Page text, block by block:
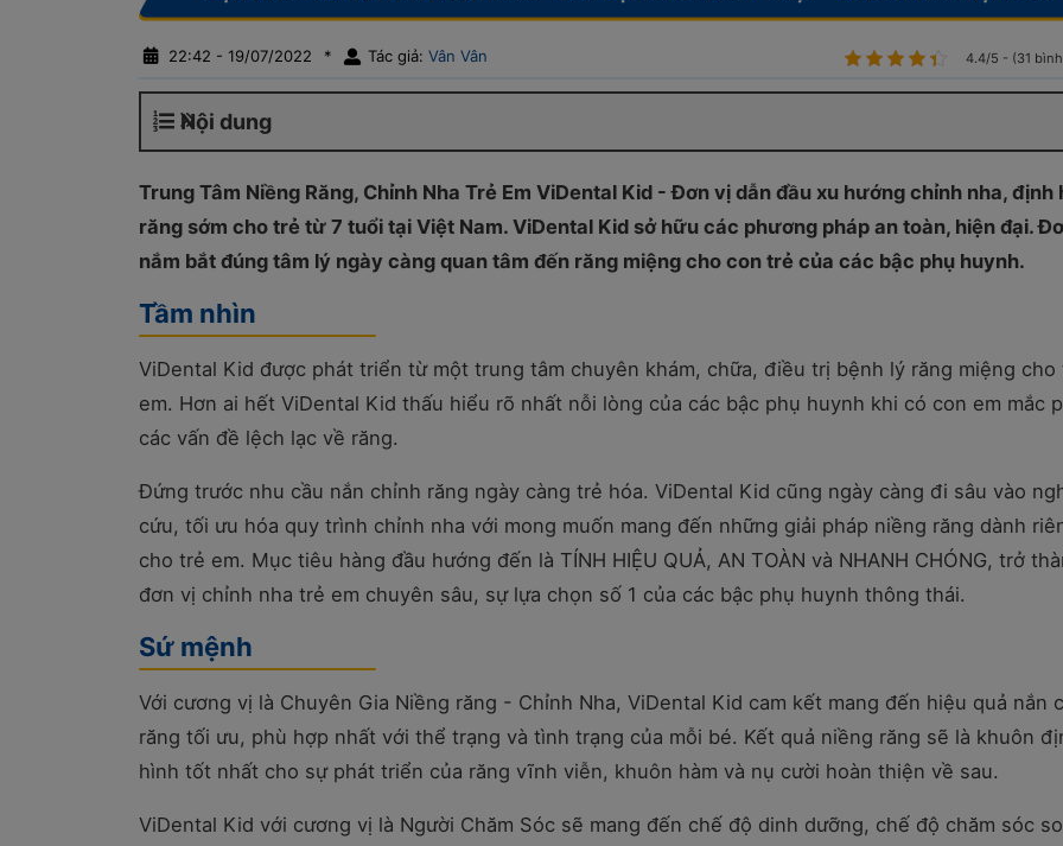
22:42 - 19/07/2022 * Tác giả: Vân Vân 4.4/5 - (31
Nội dung
Trung Tâm Niềng Răng, Chỉnh Nha Trẻ Em ViDental Kid - Đơn vị dẫn đầu xu hướng chỉnh nha, định
răng sớm cho trẻ từ 7 tuổi tại Việt Nam. ViDental Kid sở hữu các phương pháp an toàn, hiện đại.
nắm bắt đúng tâm lý ngày càng quan tâm đến răng miệng cho con trẻ của các bậc phụ huynh.
Tầm nhìn
ViDental Kid được phát triển từ một trung tâm chuyên khám, chữa, điều trị bệnh lý răng miệng cho
em. Hơn ai hết ViDental Kid thấu hiểu rõ nhất nỗi lòng của các bậc phụ huynh khi có con em mắc
các vấn đề lệch lạc về răng.
Đứng trước nhu cầu nắn chỉnh răng ngày càng trẻ hóa. ViDental Kid cũng ngày càng đi sâu vào
cứu, tối ưu hóa quy trình chỉnh nha với mong muốn mang đến những giải pháp niềng răng dành
cho trẻ em. Mục tiêu hàng đầu hướng đến là TÍNH HIỆU QUẢ, AN TOÀN và NHANH CHÓNG, trở
đơn vị chỉnh nha trẻ em chuyên sâu, sự lựa chọn số 1 của các bậc phụ huynh thông thái.
Sứ mệnh
Với cương vị là Chuyên Gia Niềng răng - Chỉnh Nha, ViDental Kid cam kết mang đến hiệu quả nắn
răng tối ưu, phù hợp nhất với thể trạng và tình trạng của mỗi bé. Kết quả niềng răng sẽ là khuôn
hình tốt nhất cho sự phát triển của răng vĩnh viễn, khuôn hàm và nụ cười hoàn thiện về sau.
ViDental Kid với cương vị là Người Chăm Sóc sẽ mang đến chế độ dinh dưỡng, chế độ chăm sóc